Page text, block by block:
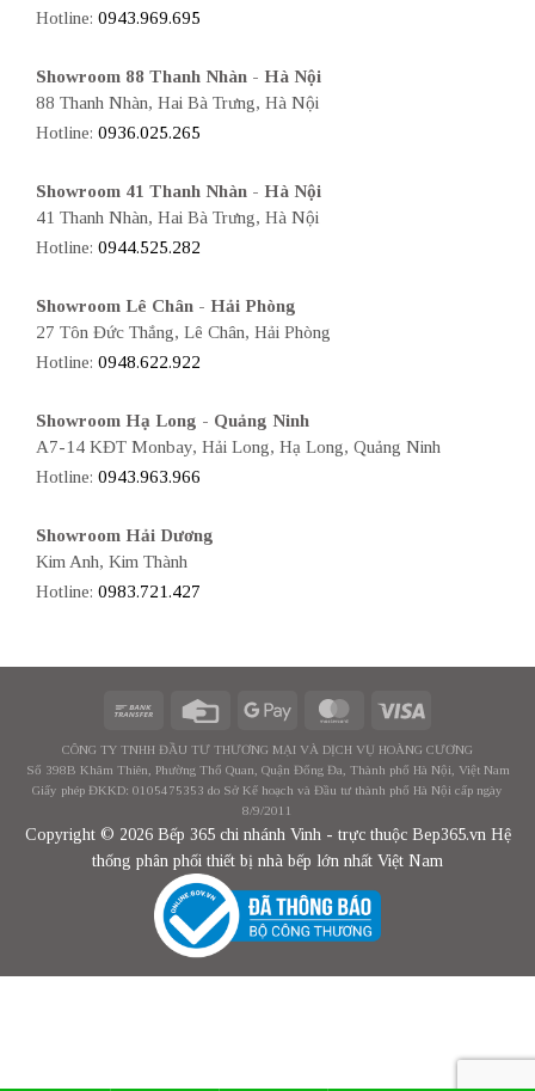
Hotline: 0943.969.695
Showroom 88 Thanh Nhàn - Hà Nội
88 Thanh Nhàn, Hai Bà Trưng, Hà Nội
Hotline: 0936.025.265
Showroom 41 Thanh Nhàn - Hà Nội
41 Thanh Nhàn, Hai Bà Trưng, Hà Nội
Hotline: 0944.525.282
Showroom Lê Chân - Hải Phòng
27 Tôn Đức Thắng, Lê Chân, Hải Phòng
Hotline: 0948.622.922
Showroom Hạ Long - Quảng Ninh
A7-14 KĐT Monbay, Hải Long, Hạ Long, Quảng Ninh
Hotline: 0943.963.966
Showroom Hải Dương
Kim Anh, Kim Thành
Hotline: 0983.721.427
CÔNG TY TNHH ĐẦU TƯ THƯƠNG MẠI VÀ DỊCH VỤ HOÀNG CƯƠNG
Số 398B Khâm Thiên, Phường Thổ Quan, Quận Đống Đa, Thành phố Hà Nội, Việt Nam
Giấy phép ĐKKD: 0105475353 do Sở Kế hoạch và Đầu tư thành phố Hà Nội cấp ngày
8/9/2011
Copyright © 2026 Bếp 365 chi nhánh Vinh - trực thuộc Bep365.vn Hệ
thống phân phối thiết bị nhà bếp lớn nhất Việt Nam